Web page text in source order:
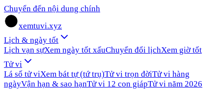
Chuyển đến nội dung chính
xemtuvi.xyz
Lịch & ngày tốt
Lịch vạn sựXem ngày tốt xấuChuyển đổi lịchXem giờ tốt
Tử vi
Lá số tử viXem bát tự (tứ trụ)Tử vi trọn đờiTử vi hàng
ngàyVận hạn & sao hạnTử vi 12 con giápTử vi năm 2026